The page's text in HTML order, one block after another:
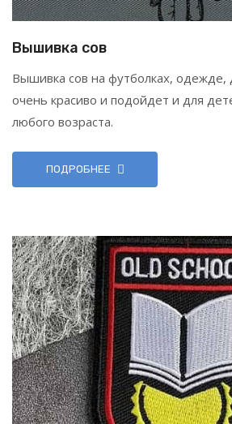
Вышивка сов
Вышивка сов на футболках, одежде,
очень красиво и подойдет и для
любого возраста.
ПОДРОБНЕЕ